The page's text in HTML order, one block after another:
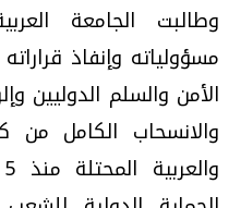
وطالبت الجامعة
مسؤولياته وإنفاذ
الأمن والسلم الدوليين
والانسحاب الكامل من